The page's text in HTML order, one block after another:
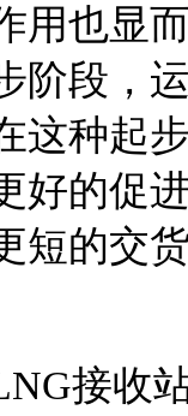
用也显
阶段，
这种起
好的促
短的交
接收站